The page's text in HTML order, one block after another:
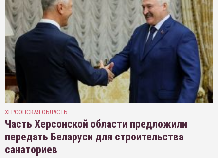
ХЕРСОНСКАЯ ОБЛАСТЬ
Часть Херсонской области предложили
передать Беларуси для строительства
санаториев